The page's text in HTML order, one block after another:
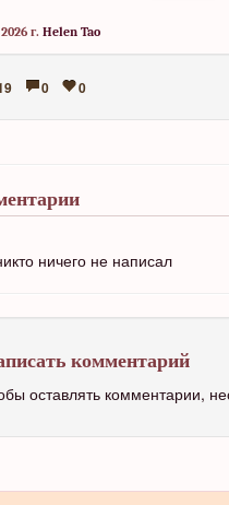
г. Helen Tao
0 0
ничего не написал
комментарий
оставлять комментарии,